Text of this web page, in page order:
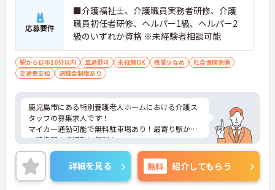
応募要件
■介護福祉士、介護職員実務者研修、介護
職員初任者研修、ヘルパー1級、ヘルパー2
級のいずれか資格 ※未経験者相談可能
駅から徒歩10分以内 車通勤可 未経験OK 残業少なめ
社会保険完備
交通費支給
退職金制度あり
鹿児島市にある特別養護老人ホームにおける介護ス
タッフの募集求人です！
マイカー通勤可能で無料駐車場あり！最寄り駅から
も徒歩圏内で通勤に便利！
残業がほとんどありませんのでお仕事の後の時間も
有効に使えます！
ご興味ある方には、面接のポイントなど、さらに詳
細をお話致しますのでお気軽にご相談ください。
詳細を見る 無料 紹介してもらう